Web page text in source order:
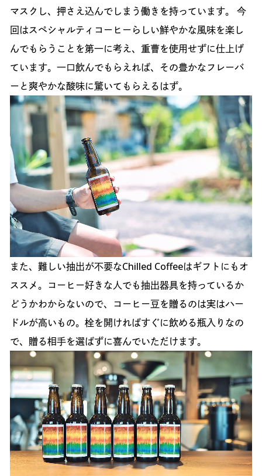
マスクし、押さえ込んでしまう働きを持っています。 今
回はスペシャルティコーヒーらしい鮮やかな風味を楽し
んでもらうことを第一に考え、重曹を使用せずに仕上げ
ています。一口飲んでもらえれば、その豊かなフレーバ
ーと爽やかな酸味に驚いてもらえるはず。
また、難しい抽出が不要なChilled Coffeeはギフトにもオ
ススメ。コーヒー好きな人でも抽出器具を持っているか
どうかわからないので、コーヒー豆を贈るのは実はハー
ドルが高いもの。栓を開ければすぐに飲める瓶入りなの
で、贈る相手を選ばずに喜んでいただけます。